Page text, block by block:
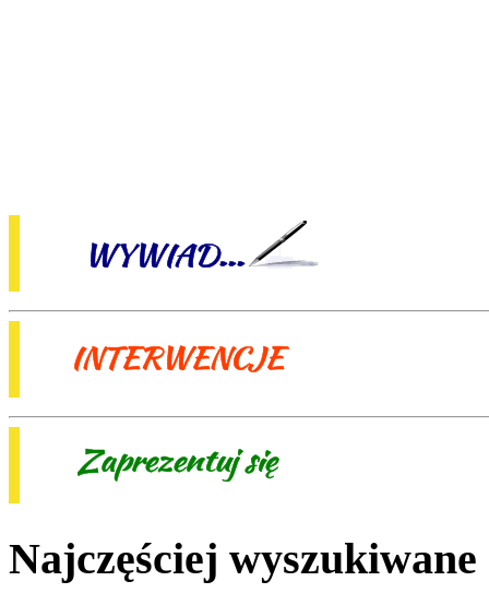
Najczęściej wyszukiwane